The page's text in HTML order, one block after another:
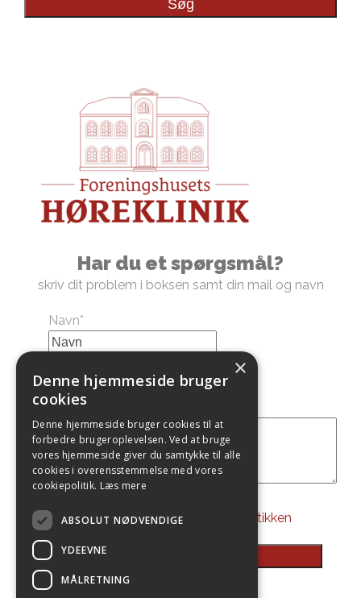
Søg
Har du et spørgsmål?
skriv dit problem i boksen samt din mail og navn
Navn*
besked
Jeg accepterpersondatapolitikken
×
Denne hjemmeside bruger
cookies
Denne hjemmeside bruger cookies til at
forbedre brugeroplevelsen. Ved at bruge
vores hjemmeside giver du samtykke til alle
cookies i overensstemmelse med vores
cookiepolitik. Læs mere
ABSOLUT NØDVENDIGE
YDEEVNE
MÅLRETNING